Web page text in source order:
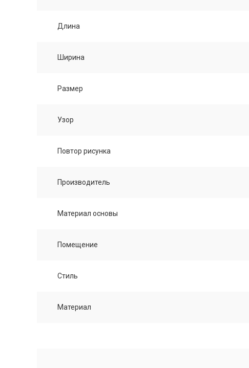
Длина
Ширина
Размер
Узор
Повтор рисунка
Производитель
Материал основы
Помещение
Стиль
Материал